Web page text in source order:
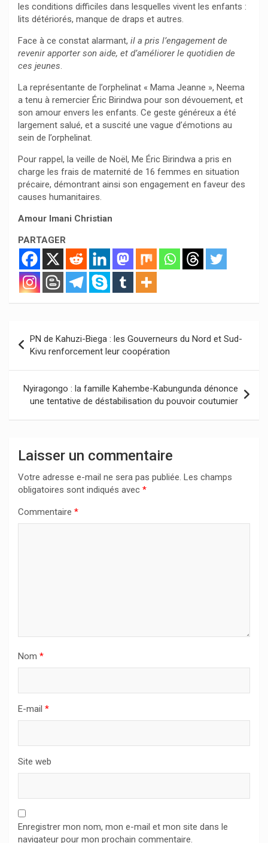
les conditions difficiles dans lesquelles vivent les enfants :
lits détériorés, manque de draps et autres.
Face à ce constat alarmant, il a pris l’engagement de
revenir apporter son aide, et d’améliorer le quotidien de
ces jeunes.
La représentante de l’orphelinat « Mama Jeanne », Neema
a tenu à remercier Éric Birindwa pour son dévouement, et
son amour envers les enfants. Ce geste généreux a été
largement salué, et a suscité une vague d’émotions au
sein de l’orphelinat.
Pour rappel, la veille de Noël, Me Éric Birindwa a pris en
charge les frais de maternité de 16 femmes en situation
précaire, démontrant ainsi son engagement en faveur des
causes humanitaires.
Amour Imani Christian
PARTAGER
de
l’article
PN de Kahuzi-Biega : les Gouverneurs du Nord et Sud-
Kivu renforcement leur coopération
Nyiragongo : la famille Kahembe-Kabungunda dénonce
une tentative de déstabilisation du pouvoir coutumier
Laisser un commentaire
Votre adresse e-mail ne sera pas publiée. Les champs
obligatoires sont indiqués avec *
Commentaire *
Nom *
E-mail *
Site web
Enregistrer mon nom, mon e-mail et mon site dans le
navigateur pour mon prochain commentaire.